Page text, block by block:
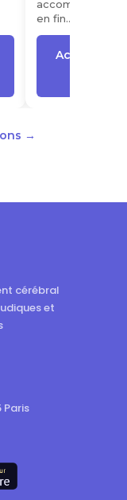
accompagnant
en fin…
Accéder à
→
cérébral
et
Paris